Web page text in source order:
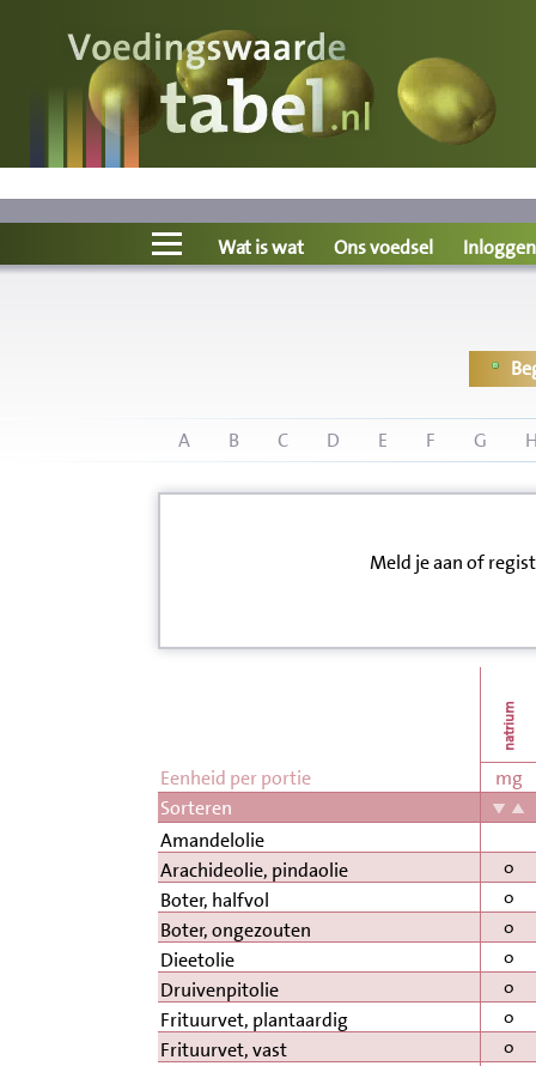
Voedingswaarde
Wat is wat?
Ons voedsel
Disclaimer
Wat is wat Ons voedsel Inloggen
A B C D E F G H
Meld je aan of
natrium
Eenheid per portie mg
Sorteren
Amandelolie
Arachideolie, pindaolie 0
Boter, halfvol 0
Boter, ongezouten 0
Dieetolie 0
Druivenpitolie 0
Frituurvet, plantaardig 0
Frituurvet, vast 0